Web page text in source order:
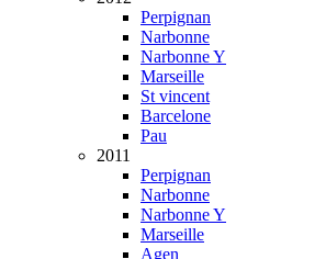
Perpignan
Narbonne
Narbonne Y
Marseille
St vincent
Barcelone
Pau
2011
Perpignan
Narbonne
Narbonne Y
Marseille
Agen